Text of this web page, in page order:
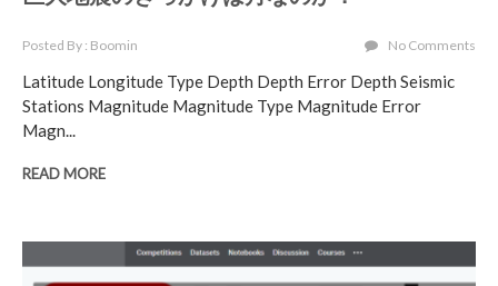
Posted By : Boomin No Comments
Latitude Longitude Type Depth Depth Error Depth Seismic
Stations Magnitude Magnitude Type Magnitude Error
Magn...
READ MORE